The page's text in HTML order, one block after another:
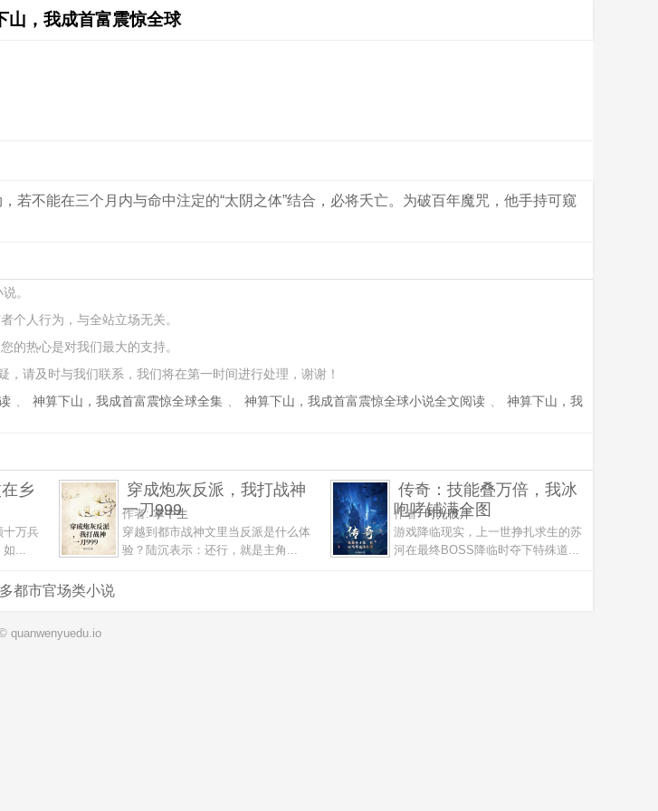
山，我成首富震惊全球
若不能在三个月内与命中注定的“太阴之体”结合，必将夭亡。为破百年魔咒，他手持可窥
。
个人行为，与全站立场无关。
的热心是对我们最大的支持。
，请及时与我们联系，我们将在第一时间进行处理，谢谢！
、 神算下山，我成首富震惊全球全集 、 神算下山，我成首富震惊全球小说全文阅读 、
神算下山，我
乡
十万兵
如...
穿成炮灰反派，我打战神
一刀999
作者:掌中生
穿越到都市战神文里当反派是什么体
验？陆沉表示：还行，就是主角...
传奇：技能叠万倍，我冰
咆哮铺满全图
作者:时光彼岸
游戏降临现实，上一世挣扎求生的苏
河在最终BOSS降临时夺下特殊道...
都市官场类小说
quanwenyuedu.io